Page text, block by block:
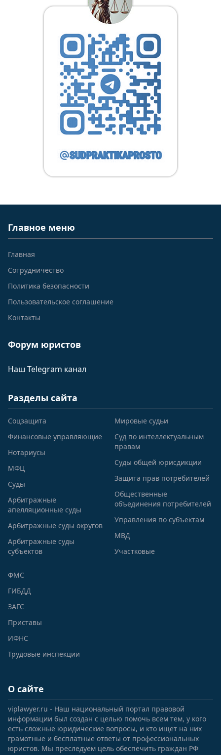
Главное меню
Главная
Сотрудничество
Политика безопасности
Пользовательское соглашение
Контакты
Форум юристов
Наш Telegram канал
Разделы сайта
Соцзащита
Финансовые управляющие
Нотариусы
МФЦ
Суды
Арбитражные
апелляционные суды
Арбитражные суды округов
Арбитражные суды
субъектов
Мировые судьи
Суд по интеллектуальным
правам
Суды общей юрисдикции
Защита прав потребителей
Общественные
объединения потребителей
Управления по субъектам
МВД
Участковые
ФМС
ГИБДД
ЗАГС
Приставы
ИФНС
Трудовые инспекции
О сайте
viplawyer.ru - Наш национальный портал правовой
информации был создан с целью помочь всем тем, у кого
есть сложные юридические вопросы, и кто ищет на них
грамотные и бесплатные ответы от профессиональных
юристов. Мы преследуем цель обеспечить граждан РФ